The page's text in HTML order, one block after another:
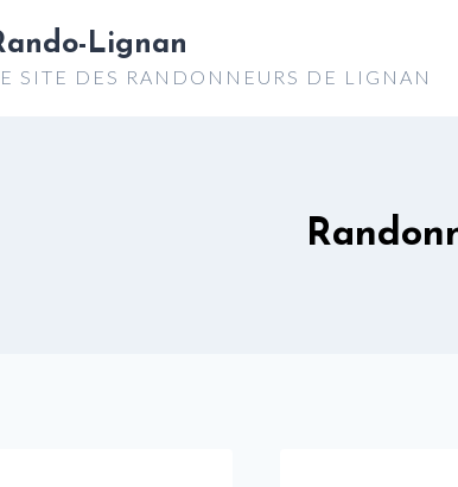
Lignan
SITE DES RANDONNEURS DE LIGNAN